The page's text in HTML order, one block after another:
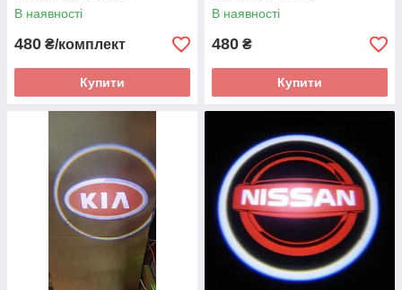
В наявності
480 ₴/комплект
Купити
В наявності
480 ₴
Купити